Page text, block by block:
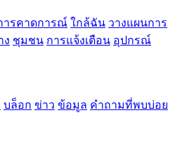
ารคาดการณ์ใกล้ฉัน วางแผนการ
ง ชุมชน การแจ้งเตือน อุปกรณ์
บล็อก ข่าว ข้อมูล คำถามที่พบบ่อย